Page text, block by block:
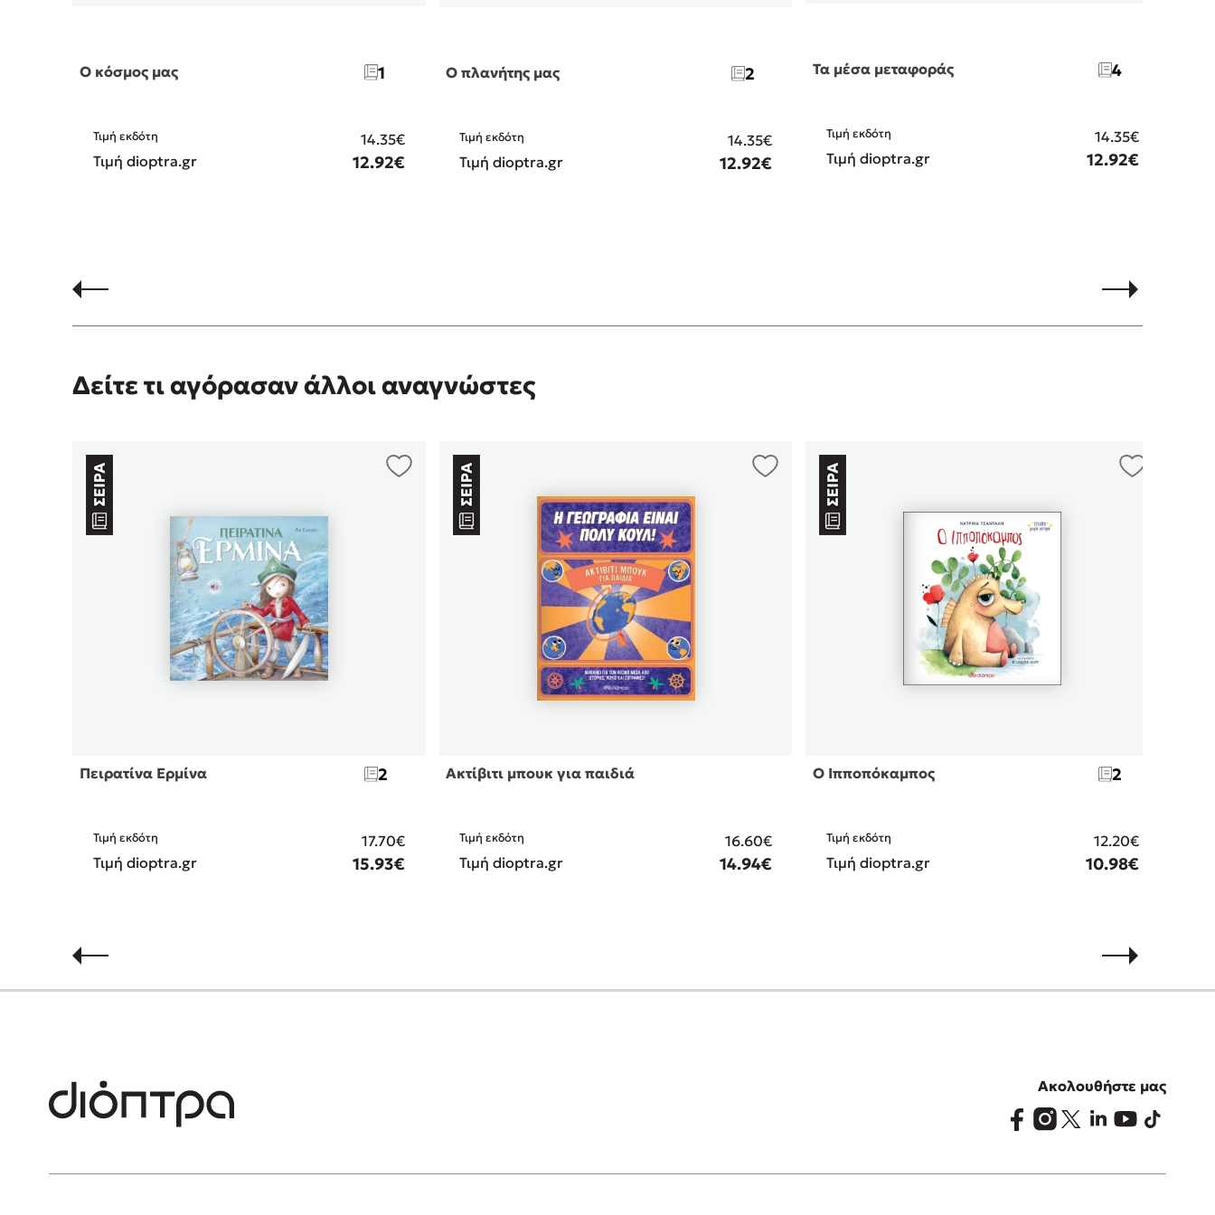
Ο κόσμος μας 1
Τιμή εκδότη
14.35€
Τιμή dioptra.gr
12.92€
Ο πλανήτης μας 2
Τιμή εκδότη
14.35€
Τιμή dioptra.gr
12.92€
Τα μέσα μεταφοράς 4
Τιμή εκδότη
14.35€
Τιμή dioptra.gr
12.92€
Δείτε τι αγόρασαν άλλοι αναγνώστες
Πειρατίνα Ερμίνα 2
Τιμή εκδότη
17.70€
Τιμή dioptra.gr
15.93€
Ακτίβιτι μπουκ για παιδιά
Τιμή εκδότη
16.60€
Τιμή dioptra.gr
14.94€
Ο Ιπποπόκαμπος 2
Τιμή εκδότη
12.20€
Τιμή dioptra.gr
10.98€
Ακολουθήστε μας